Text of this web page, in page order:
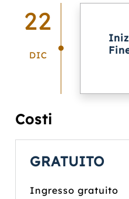
22
DIC
Costi
GRATUITO
Ingresso gratuito